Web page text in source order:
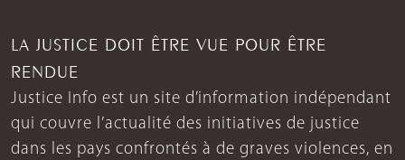
LA JUSTICE DOIT ÊTRE VUE POUR ÊTRE
RENDUE
Justice Info est un site d’information indépendant
qui couvre l’actualité des initiatives de justice
dans les pays confrontés à de graves violences, en